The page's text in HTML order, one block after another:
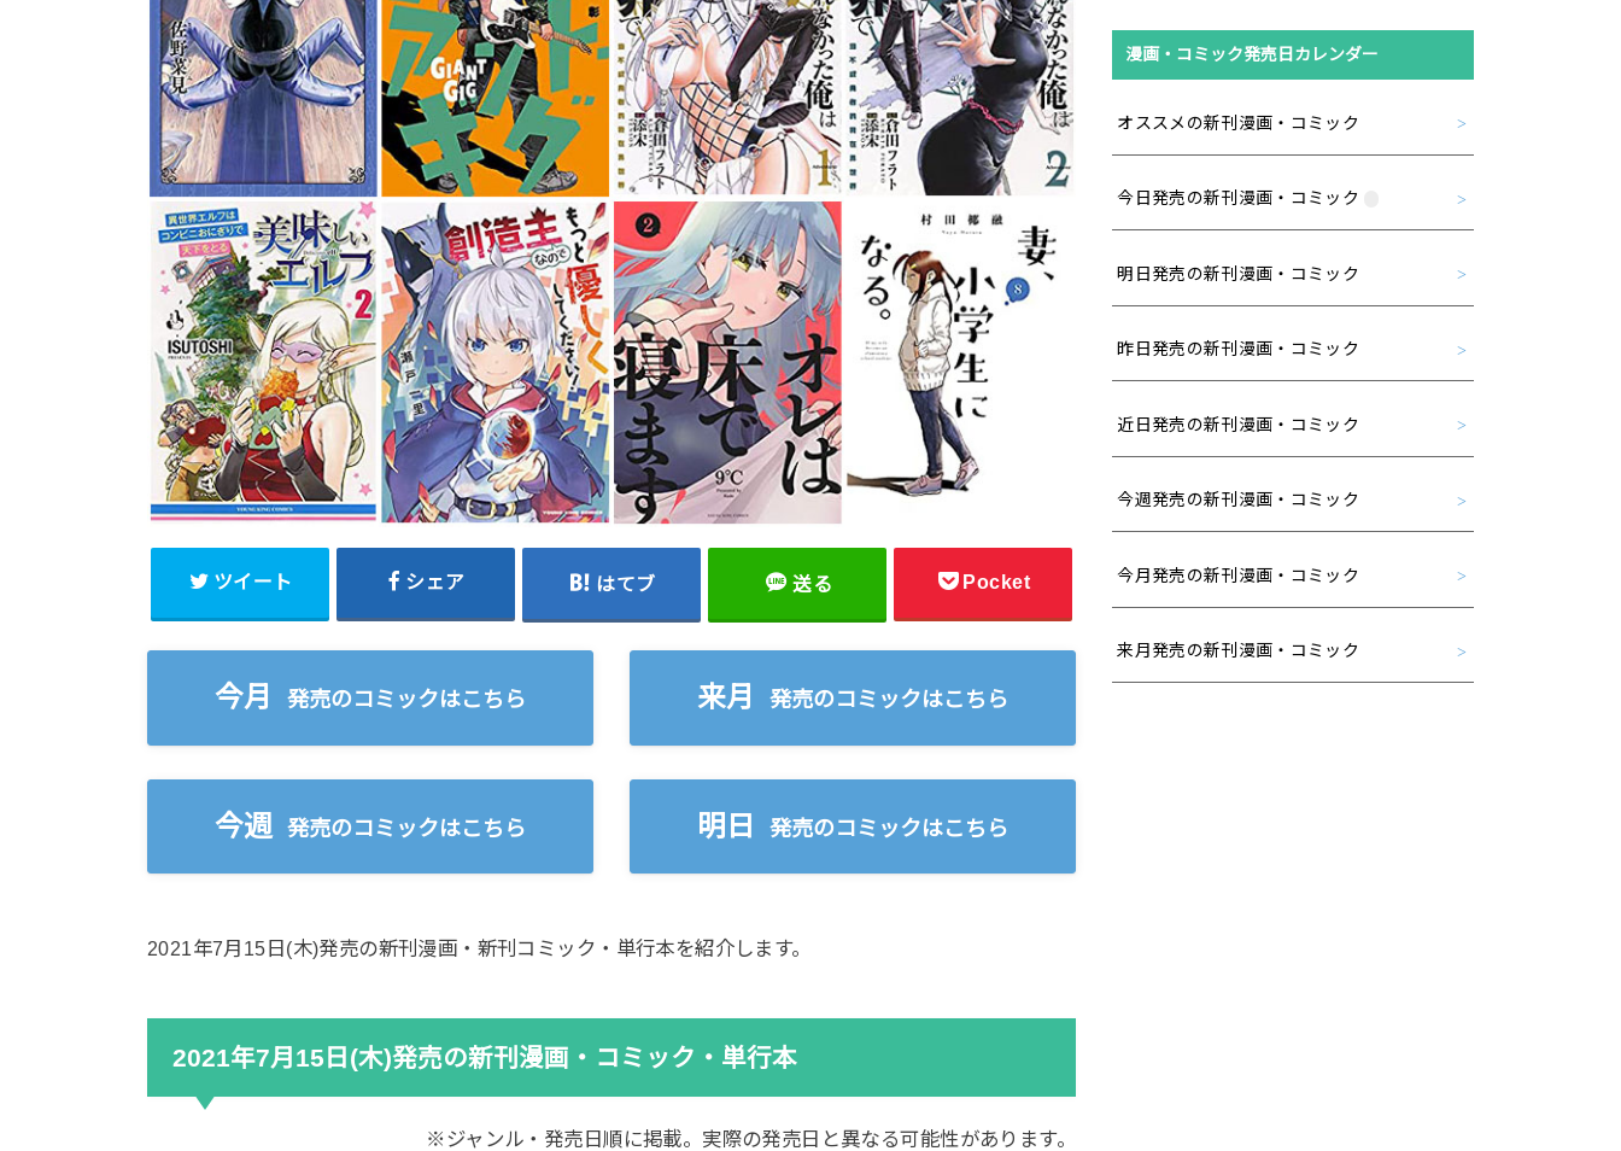
ツイート シェア はてブ 送る Pocket
今月 発売のコミックはこちら 来月 発売のコミックはこちら
今週 発売のコミックはこちら 明日 発売のコミックはこちら
2021年7月15日(木)発売の新刊漫画・新刊コミック・単行本を紹介します。
2021年7月15日(木)発売の新刊漫画・コミック・単行本
※ジャンル・発売日順に掲載。実際の発売日と異なる可能性があります。
漫画・コミック発売日カレンダー
オススメの新刊漫画・コミック
今日発売の新刊漫画・コミック
明日発売の新刊漫画・コミック
昨日発売の新刊漫画・コミック
近日発売の新刊漫画・コミック
今週発売の新刊漫画・コミック
今月発売の新刊漫画・コミック
来月発売の新刊漫画・コミック